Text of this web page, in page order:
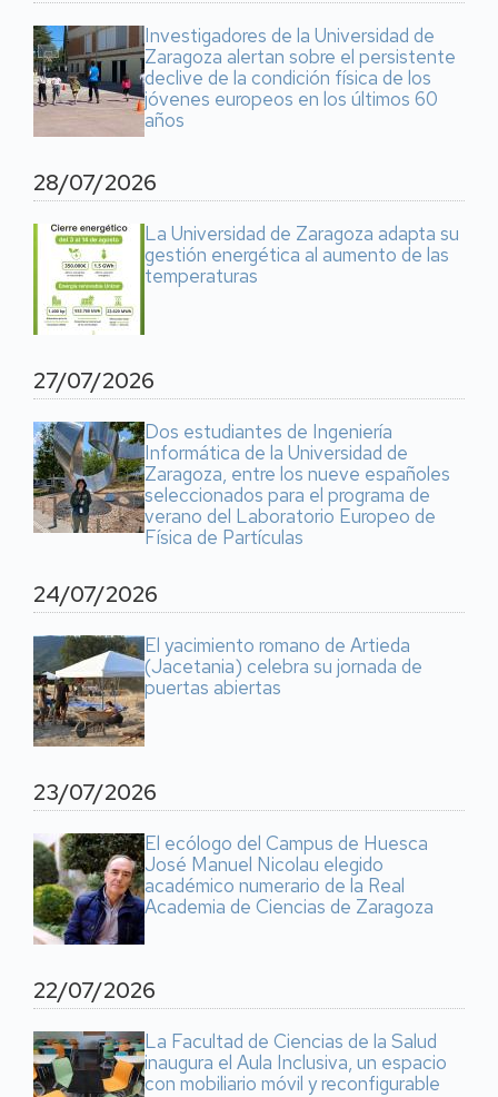
Investigadores de la Universidad de
Zaragoza alertan sobre el persistente
declive de la condición física de los
jóvenes europeos en los últimos 60
años
28/07/2026
La Universidad de Zaragoza adapta su
gestión energética al aumento de las
temperaturas
27/07/2026
Dos estudiantes de Ingeniería
Informática de la Universidad de
Zaragoza, entre los nueve españoles
seleccionados para el programa de
verano del Laboratorio Europeo de
Física de Partículas
24/07/2026
El yacimiento romano de Artieda
(Jacetania) celebra su jornada de
puertas abiertas
23/07/2026
El ecólogo del Campus de Huesca
José Manuel Nicolau elegido
académico numerario de la Real
Academia de Ciencias de Zaragoza
22/07/2026
La Facultad de Ciencias de la Salud
inaugura el Aula Inclusiva, un espacio
con mobiliario móvil y reconfigurable